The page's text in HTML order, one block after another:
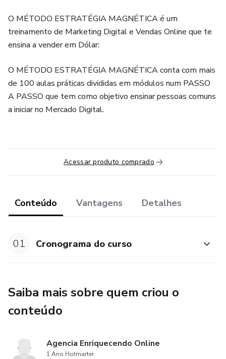
O MÉTODO ESTRATÉGIA MAGNÉTICA é um
treinamento de Marketing Digital e Vendas Online que te
ensina a vender em Dólar:
O MÉTODO ESTRATÉGIA MAGNÉTICA conta com mais
de 100 aulas práticas divididas em módulos num PASSO
A PASSO que tem como objetivo ensinar pessoas comuns
a iniciar no Mercado Digital.
Acessar produto comprado
Conteúdo Vantagens Detalhes
01 Cronograma do curso
Saiba mais sobre quem criou o
conteúdo
Agencia Enriquecendo Online
1 Ano Hotmarter